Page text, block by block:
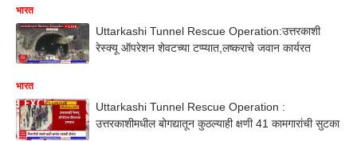
भारत
Uttarkashi Tunnel Rescue Operation:उत्तरकाशी
रेस्क्यू ऑपरेशन शेवटच्या टप्प्यात,लष्कराचे जवान कार्यरत
भारत
Uttarkashi Tunnel Rescue Operation :
उत्तरकाशीमधील बोगद्यातून कुठल्याही क्षणी 41 कामगारांची सुटका